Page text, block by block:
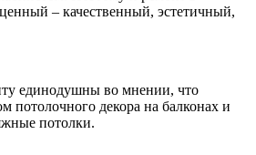
– качественный, эстетичный,
единодушны во мнении, что
потолочного декора на балконах и
потолки.